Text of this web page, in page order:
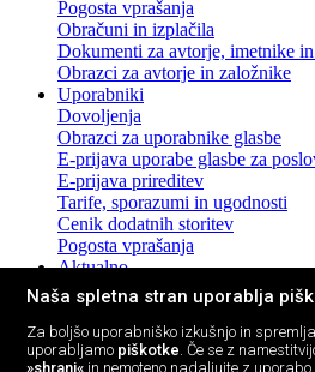
Pogosta vprašanja
Obračuni in izplačila
Dokumenti za avtorje, imetnike
Obrazci za avtorje in založnike
Uporabniki
Dovoljenja
Obrazci za uporabnike glasbe
E-prijava uporabe glasbe za
E-prijava prireditev
Tarife, sporazumi in ugodnosti
Cenik dodatnih storitev
Pogosta vprašanja
Aktualno
Novice in sporočila za javnost
Pogosta vprašanja z odgovori
Promocija pravic intelektualne
Promocijska gradiva
Naša spletna stran uporablja
Za boljšo uporabniško izkušnjo in
uporabljamo piškotke. Če se z
»shrani« in nemoteno nadaljujte z